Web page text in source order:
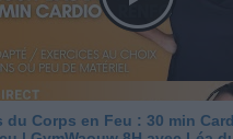
du Corps en Feu : 30 min